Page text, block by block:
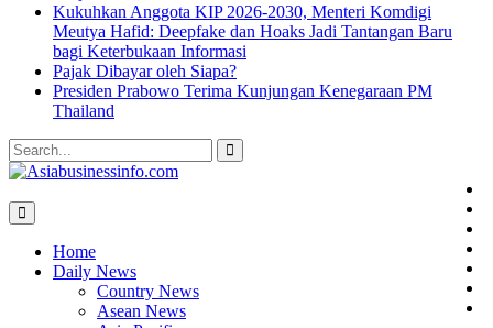
Kukuhkan Anggota KIP 2026-2030, Menteri Komdigi
Meutya Hafid: Deepfake dan Hoaks Jadi Tantangan Baru
bagi Keterbukaan Informasi
Pajak Dibayar oleh Siapa?
Presiden Prabowo Terima Kunjungan Kenegaraan PM
Thailand
Search
for:
Home
Daily News
Country News
Asean News